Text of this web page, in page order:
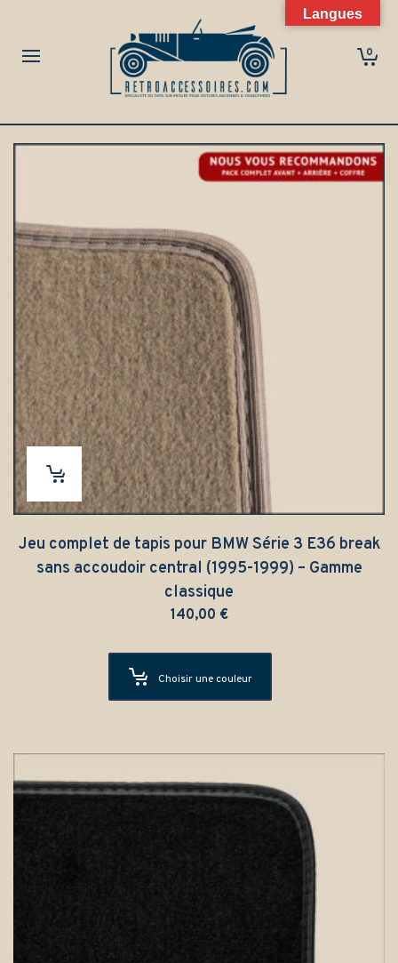
0
Jeu complet de tapis pour BMW Série 3 E36 break
sans accoudoir central (1995-1999) – Gamme
classique
140,00 €
Choisir une couleur
Langues